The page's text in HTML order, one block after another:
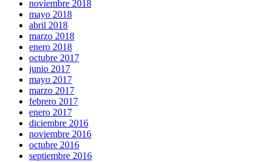
noviembre 2018
mayo 2018
abril 2018
marzo 2018
enero 2018
octubre 2017
junio 2017
mayo 2017
marzo 2017
febrero 2017
enero 2017
diciembre 2016
noviembre 2016
octubre 2016
septiembre 2016